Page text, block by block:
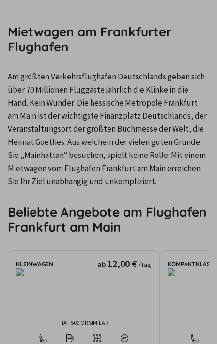
Mietwagen am Frankfurter
Flughafen
Am größten Verkehrsflughafen Deutschlands geben sich
über 70 Millionen Fluggäste jährlich die Klinke in die
Hand. Kein Wunder: Die hessische Metropole Frankfurt
am Main ist der wichtigste Finanzplatz Deutschlands, der
Veranstaltungsort der größten Buchmesse der Welt, die
Heimat Goethes. Aus welchem der vielen guten Gründe
Sie „Mainhattan“ besuchen, spielt keine Rolle: Mit einem
Mietwagen vom Flughafen Frankfurt am Main erreichen
Sie Ihr Ziel unabhängig und unkompliziert.
Beliebte Angebote am Flughafen
Frankfurt am Main
KLEINWAGEN ab 12,00 € /Tag
FIAT 500 OR SIMILAR
KOMPAKTKLASSE